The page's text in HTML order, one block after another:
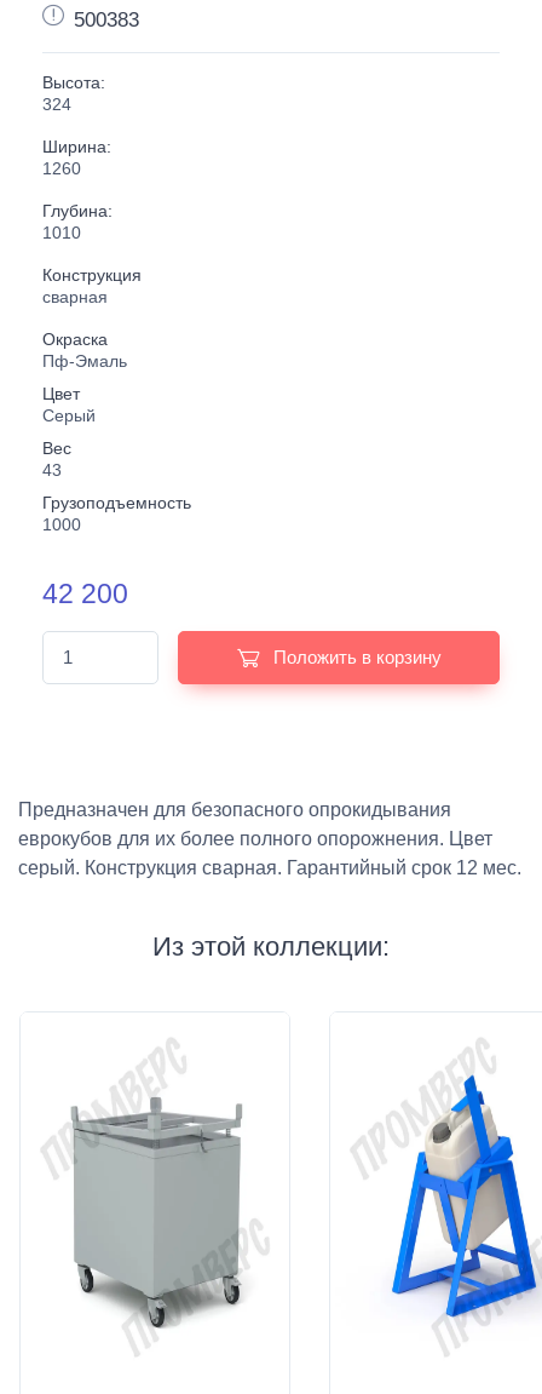
500383
Высота:
324
Ширина:
1260
Глубина:
1010
Конструкция
сварная
Окраска
Пф-Эмаль
Цвет
Серый
Вес
43
Грузоподъемность
1000
42 200
Положить в корзину
Предназначен для безопасного опрокидывания
еврокубов для их более полного опорожнения. Цвет
серый. Конструкция сварная. Гарантийный срок 12 мес.
Из этой коллекции: